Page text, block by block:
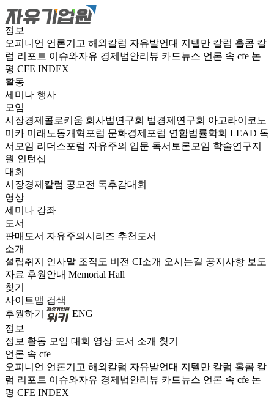
정보
오피니언 언론기고 해외칼럼 자유발언대 지텔만 칼럼 홀콤 칼
럼 리포트 이슈와자유 경제법안리뷰 카드뉴스 언론 속 cfe 논
평 CFE INDEX
활동
세미나 행사
모임
시장경제콜로키움 회사법연구회 법경제연구회 아고라이코노
미카 미래노동개혁포럼 문화경제포럼 연합법률학회 LEAD 독
서모임 리더스포럼 자유주의 입문 독서토론모임 학술연구지
원 인턴십
대회
시장경제칼럼 공모전 독후감대회
영상
세미나 강좌
도서
판매도서 자유주의시리즈 추천도서
소개
설립취지 인사말 조직도 비전 CI소개 오시는길 공지사항 보도
자료 후원안내 Memorial Hall
찾기
사이트맵 검색
후원하기
ENG
정보
정보 활동 모임 대회 영상 도서 소개 찾기
언론 속 cfe
오피니언 언론기고 해외칼럼 자유발언대 지텔만 칼럼 홀콤 칼
럼 리포트 이슈와자유 경제법안리뷰 카드뉴스 언론 속 cfe 논
평 CFE INDEX